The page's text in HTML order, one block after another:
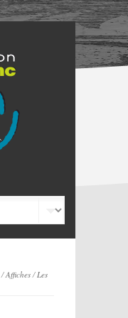
/Affiches/Les